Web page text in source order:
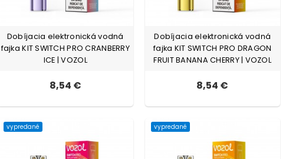
Dobíjacia elektronická vodná
fajka KIT SWITCH PRO CRANBERRY
ICE | VOZOL
8,54 €
Dobíjacia elektronická vodná
fajka KIT SWITCH PRO DRAGON
FRUIT BANANA CHERRY | VOZOL
8,54 €
vypredané vypredané